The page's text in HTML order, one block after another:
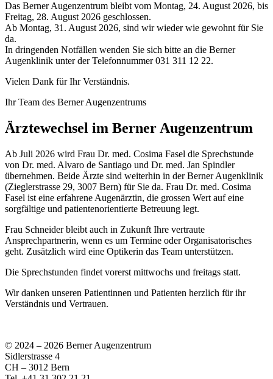
Das Berner Augenzentrum bleibt vom Montag, 24. August 2026, bis
Freitag, 28. August 2026 geschlossen.
Ab Montag, 31. August 2026, sind wir wieder wie gewohnt für Sie
da.
In dringenden Notfällen wenden Sie sich bitte an die Berner
Augenklinik unter der Telefonnummer 031 311 12 22.
Vielen Dank für Ihr Verständnis.
Ihr Team des Berner Augenzentrums
Ärztewechsel im Berner Augenzentrum
Ab Juli 2026 wird Frau Dr. med. Cosima Fasel die Sprechstunde
von Dr. med. Alvaro de Santiago und Dr. med. Jan Spindler
übernehmen. Beide Ärzte sind weiterhin in der Berner Augenklinik
(Zieglerstrasse 29, 3007 Bern) für Sie da. Frau Dr. med. Cosima
Fasel ist eine erfahrene Augenärztin, die grossen Wert auf eine
sorgfältige und patientenorientierte Betreuung legt.
Frau Schneider bleibt auch in Zukunft Ihre vertraute
Ansprechpartnerin, wenn es um Termine oder Organisatorisches
geht. Zusätzlich wird eine Optikerin das Team unterstützen.
Die Sprechstunden findet vorerst mittwochs und freitags statt.
Wir danken unseren Patientinnen und Patienten herzlich für ihr
Verständnis und Vertrauen.
© 2024 – 2026 Berner Augenzentrum
Sidlerstrasse 4
CH – 3012 Bern